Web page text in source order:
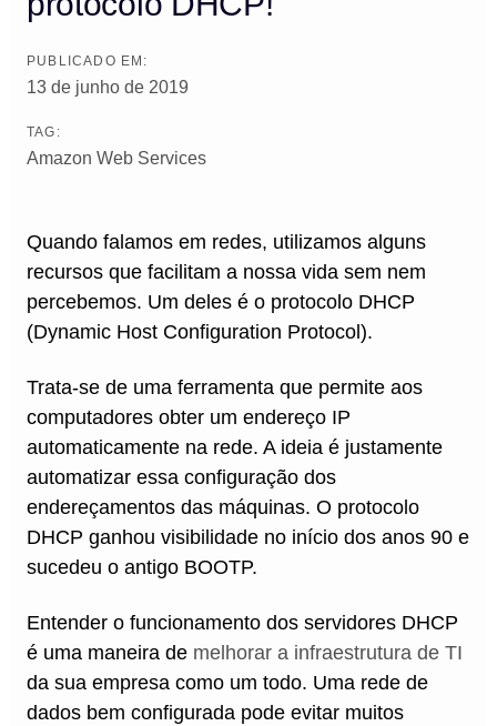
PUBLICADO EM:
13 de junho de 2019
TAG:
Amazon Web Services
Quando falamos em redes, utilizamos alguns
recursos que facilitam a nossa vida sem nem
percebemos. Um deles é o protocolo DHCP
(Dynamic Host Configuration Protocol).
Trata-se de uma ferramenta que permite aos
computadores obter um endereço IP
automaticamente na rede. A ideia é justamente
automatizar essa configuração dos
endereçamentos das máquinas. O protocolo
DHCP ganhou visibilidade no início dos anos 90 e
sucedeu o antigo BOOTP.
Entender o funcionamento dos servidores DHCP
é uma maneira de melhorar a infraestrutura de TI
da sua empresa como um todo. Uma rede de
dados bem configurada pode evitar muitos